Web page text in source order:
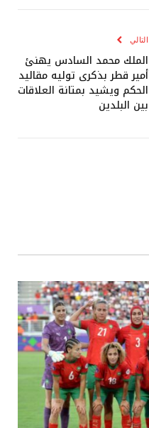
التالي
الملك محمد السادس يهنئ
أمير قطر بذكرى توليه مقاليد
الحكم ويشيد بمتانة العلاقات
بين البلدين